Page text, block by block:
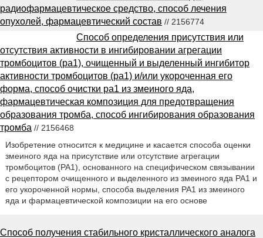
радиофармацевтическое средство, способ лечения
опухолей, фармацевтический состав // 2156774
Способ определения присутствия или
отсутствия активности в ингибировании агрегации
тромбоцитов (ра1), очищенный и выделенный ингибитор
активности тромбоцитов (ра1) и/или укороченная его
форма, способ очистки ра1 из змеиного яда,
фармацевтическая композиция для предотвращения
образования тромба, способ ингибирования образования
тромба // 2156468
Изобретение относится к медицине и касается способа оценки
змеиного яда на присутствие или отсутствие агрегации
тромбоцитов (PA1), основанного на специфическом связывании
с рецептором очищенного и выделенного из змеиного яда РА1 и
его укороченной нормы, способа выделения РА1 из змеиного
яда и фармацевтической композиции на его основе
Способ получения стабильного кристаллического аналога